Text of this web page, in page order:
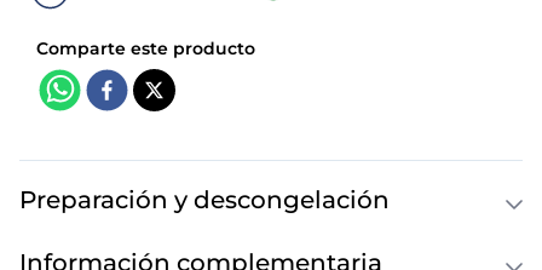
Preparación y descongelación
Información complementaria
10. pollo